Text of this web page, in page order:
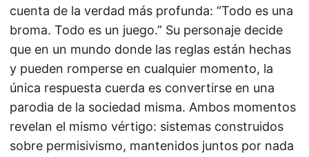
cuenta de la verdad más profunda: “Todo es una
broma. Todo es un juego.” Su personaje decide
que en un mundo donde las reglas están hechas
y pueden romperse en cualquier momento, la
única respuesta cuerda es convertirse en una
parodia de la sociedad misma. Ambos momentos
revelan el mismo vértigo: sistemas construidos
sobre permisivismo, mantenidos juntos por nada